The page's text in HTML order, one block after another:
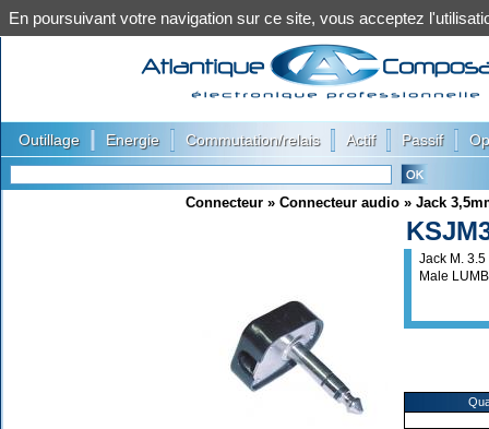
Outillage Energie Commutation/relais Actif Passif
Connecteur » Connecteur audio » Jack
Jack M.
Male
En poursuivant votre navigation sur ce site, vous acceptez